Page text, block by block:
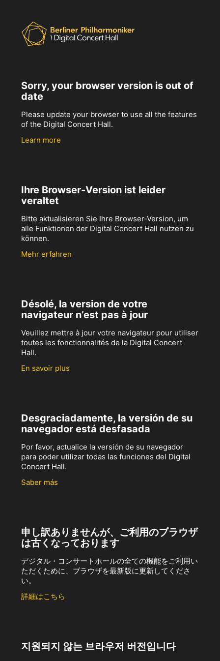
Sorry, your browser version is out of
date
Please update your browser to use all the features
of the Digital Concert Hall.
Learn more
Ihre Browser-Version ist leider
veraltet
Bitte aktualisieren Sie Ihre Browser-Version, um
alle Funktionen der Digital Concert Hall nutzen zu
können.
Mehr erfahren
Désolé, la version de votre
navigateur n’est pas à jour
Veuillez mettre à jour votre navigateur pour utiliser
toutes les fonctionnalités de la Digital Concert
Hall.
En savoir plus
Desgraciadamente, la versión de su
navegador está desfasada
Por favor, actualice la versión de su navegador
para poder utilizar todas las funciones del Digital
Concert Hall.
Saber más
申し訳ありませんが、ご利用のブラウザ
は古くなっております
デジタル・コンサートホールの全ての機能をご利用い
ただくために、ブラウザを最新版に更新してくださ
い。
詳細はこちら
지원되지 않는 브라우저 버전입니다